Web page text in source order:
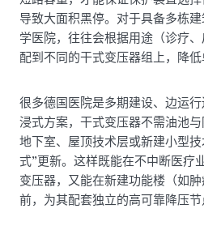
导致大面积黑停。对于具备多栋
学医院，往往会根据用途（诊疗
配到不同的干式变压器组上，降低
很多德国医院是多期建设、边运
浸式方案，干式变压器不需油池
地下室、屋顶技术层或新建小型
式”更新。这样既能在不中断医疗
变压器，又能在新建功能楼（如
前，为其配套独立的高可靠降压节